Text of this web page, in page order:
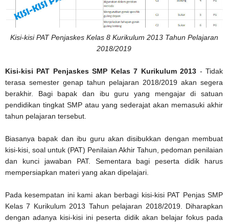
Kisi-kisi PAT Penjaskes Kelas 8 Kurikulum 2013 Tahun Pelajaran
2018/2019
Kisi-kisi PAT Penjaskes SMP Kelas 7 Kurikulum 2013 - Tidak
terasa semester genap tahun pelajaran 2018/2019 akan segera
berakhir. Bagi bapak dan ibu guru yang mengajar di satuan
pendidikan tingkat SMP atau yang sederajat akan memasuki akhir
tahun pelajaran tersebut.
Biasanya bapak dan ibu guru akan disibukkan dengan membuat
kisi-kisi, soal untuk (PAT) Penilaian Akhir Tahun, pedoman penilaian
dan kunci jawaban PAT. Sementara bagi peserta didik harus
mempersiapkan materi yang akan dipelajari.
Pada kesempatan ini kami akan berbagi kisi-kisi PAT Penjas SMP
Kelas 7 Kurikulum 2013 Tahun pelajaran 2018/2019. Diharapkan
dengan adanya kisi-kisi ini peserta didik akan belajar fokus pada